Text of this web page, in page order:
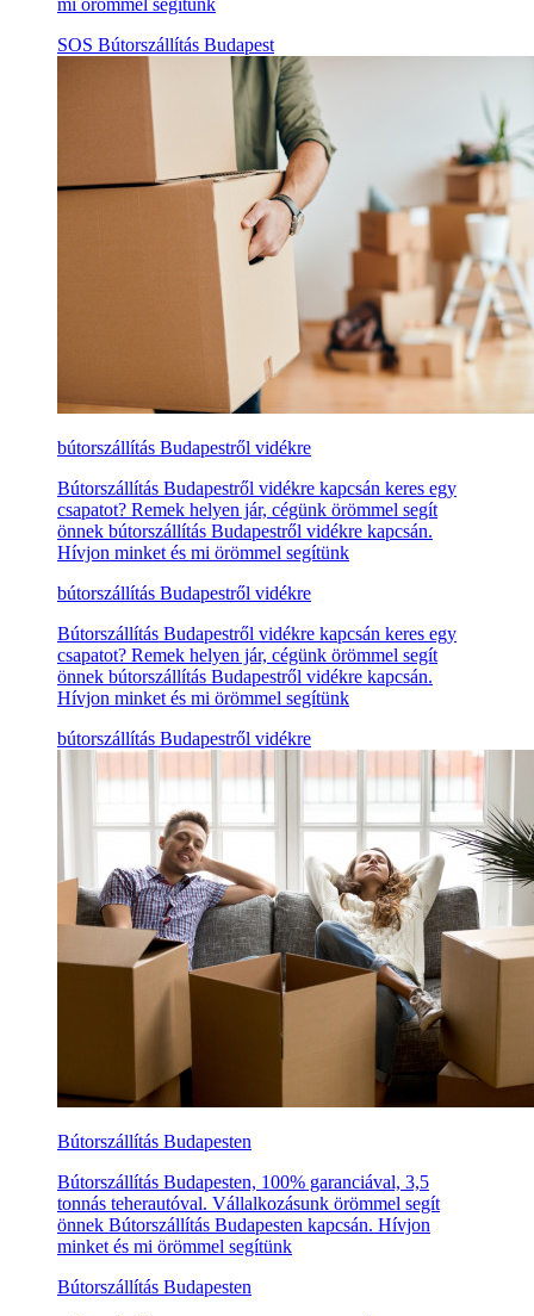
mi örömmel segítünk
SOS Bútorszállítás Budapest
bútorszállítás Budapestről vidékre
Bútorszállítás Budapestről vidékre kapcsán keres egy
csapatot? Remek helyen jár, cégünk örömmel segít
önnek bútorszállítás Budapestről vidékre kapcsán.
Hívjon minket és mi örömmel segítünk
bútorszállítás Budapestről vidékre
Bútorszállítás Budapestről vidékre kapcsán keres egy
csapatot? Remek helyen jár, cégünk örömmel segít
önnek bútorszállítás Budapestről vidékre kapcsán.
Hívjon minket és mi örömmel segítünk
bútorszállítás Budapestről vidékre
Bútorszállítás Budapesten
Bútorszállítás Budapesten, 100% garanciával, 3,5
tonnás teherautóval. Vállalkozásunk örömmel segít
önnek Bútorszállítás Budapesten kapcsán. Hívjon
minket és mi örömmel segítünk
Bútorszállítás Budapesten